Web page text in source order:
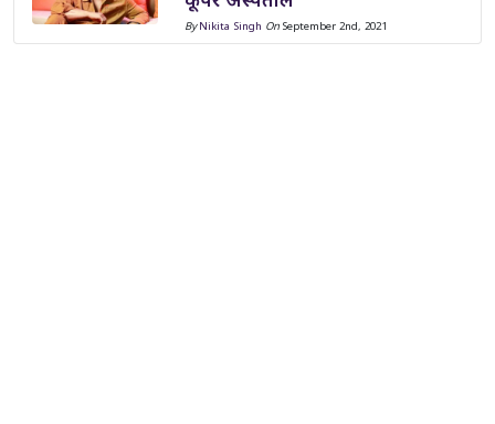
ByNikita Singh On September 2nd, 2021